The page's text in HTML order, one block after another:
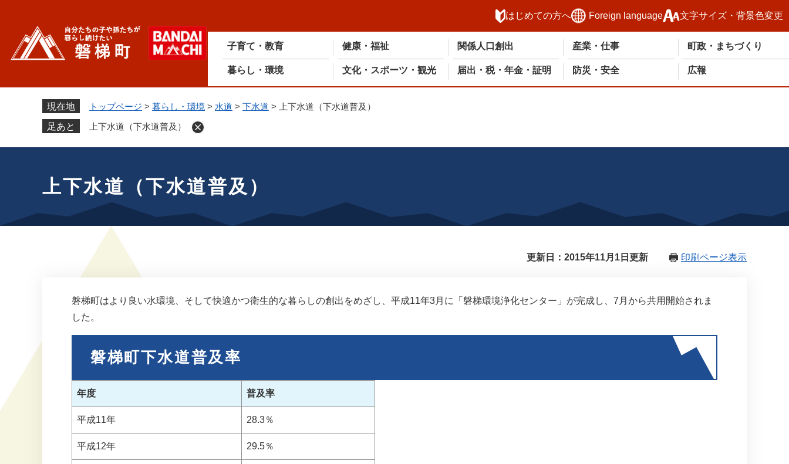
はじめての方へ Foreign language 文字サイズ・背景色変更
子育て・教育 健康・福祉 関係人口創出 産業・仕事 町政・まちづくり
暮らし・環境 文化・スポーツ・観光 届出・税・年金・証明 防災・安全 広報
現在地 トップページ > 暮らし・環境 > 水道 > 下水道 >
上下水道（下水道普及）
足あと
上下水道（下水道普及）
上下水道（下水道普及）
更新日：2015年11月1日更新 印刷ページ表示
磐梯町はより良い水環境、そして快適かつ衛生的な暮らしの創出をめざし、平成11年3月に「磐梯環境浄化センター」が完成し、7月から共用開始されま
した。
磐梯町下水道普及率
年度 普及率
平成11年 28.3％
平成12年 29.5％